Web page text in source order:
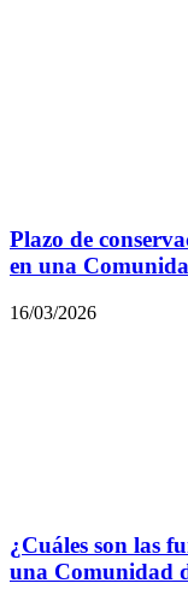
Plazo de
en una
16/03/2026
¿Cuáles son las
una Comunidad